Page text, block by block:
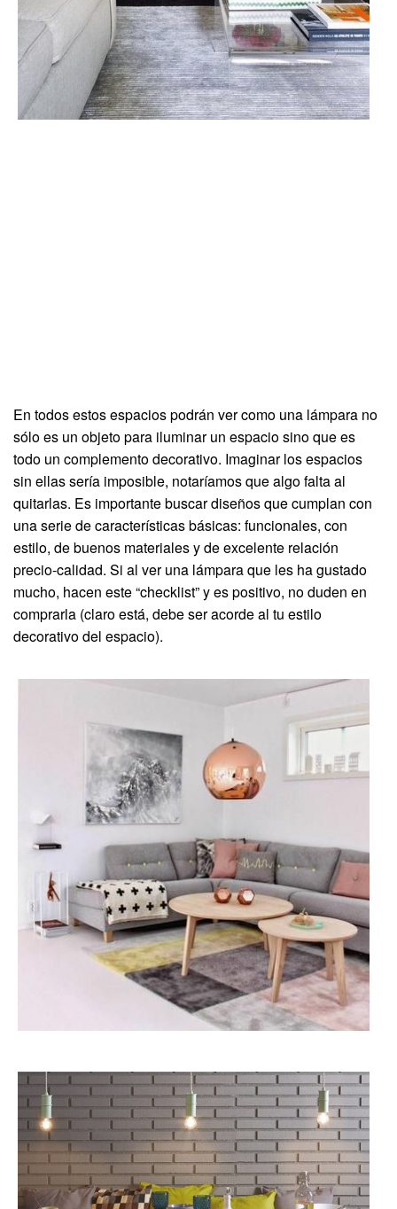
En todos estos espacios podrán ver como una lámpara no
sólo es un objeto para iluminar un espacio sino que es
todo un complemento decorativo. Imaginar los espacios
sin ellas sería imposible, notaríamos que algo falta al
quitarlas. Es importante buscar diseños que cumplan con
una serie de características básicas: funcionales, con
estilo, de buenos materiales y de excelente relación
precio-calidad. Si al ver una lámpara que les ha gustado
mucho, hacen este “checklist” y es positivo, no duden en
comprarla (claro está, debe ser acorde al tu estilo
decorativo del espacio).